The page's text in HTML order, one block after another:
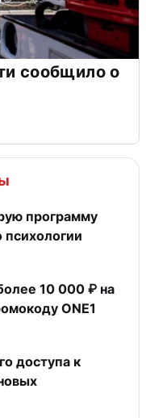
сообщило о
программу
психологии
10 000 ₽ на
ONE1
доступа к